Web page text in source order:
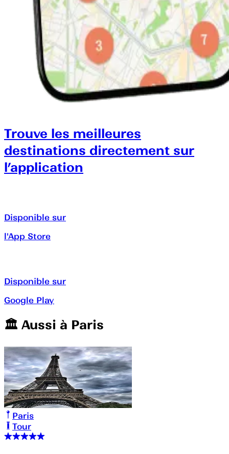
Trouve les meilleures
destinations directement sur
l’application
Disponible sur
l'App Store
Disponible sur
Google Play
🏛️️ Aussi à Paris
Paris
Tour